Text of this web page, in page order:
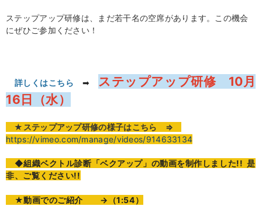
ステップアップ研修は、まだ若干名の空席があります。この機会
にぜひご参加ください！
詳しくはこちら ➡ ステップアップ研修 10月
16日（水）
★ ステップアップ研修の様子はこちら ⇒
https://vimeo.com/manage/videos/914633134
◆組織ベクトル診断「ベクアップ」の動画を制作しました!! 是
非、ご覧ください!!
★動画でのご紹介 →（1:54）